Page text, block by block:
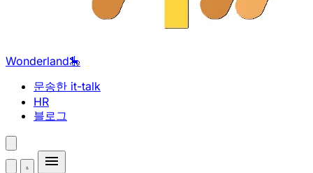
Wonderland🎠
문송한 it-talk
HR
블로그